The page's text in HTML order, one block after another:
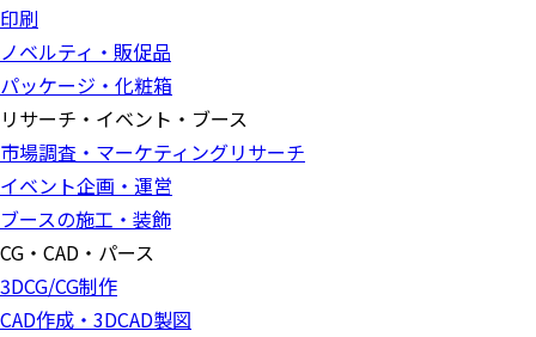
印刷
ノベルティ・販促品
パッケージ・化粧箱
リサーチ・イベント・ブース
市場調査・マーケティングリサーチ
イベント企画・運営
ブースの施工・装飾
CG・CAD・パース
3DCG/CG制作
CAD作成・3DCAD製図